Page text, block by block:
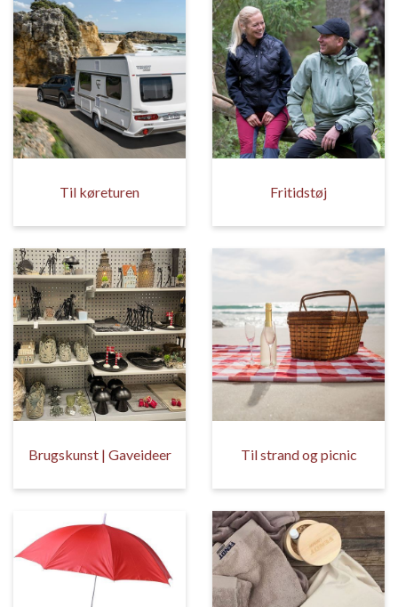
Til køreturen Fritidstøj
Brugskunst | Gaveideer Til strand og picnic